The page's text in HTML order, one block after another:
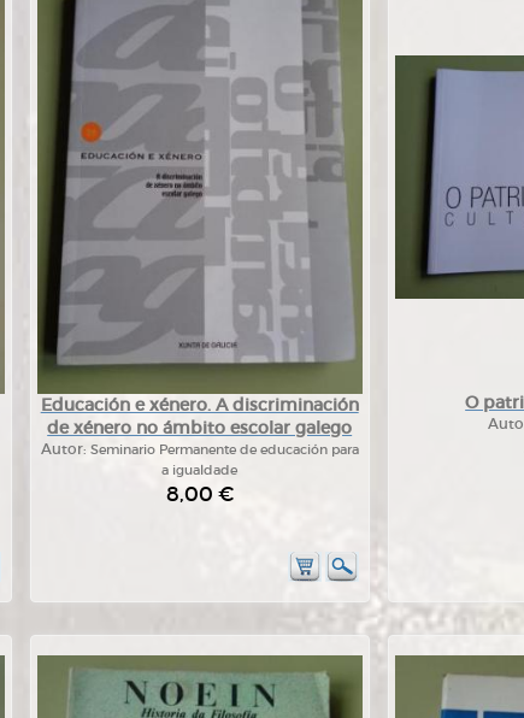
Educación e xénero. A discriminación
de xénero no ámbito escolar galego
Autor: Seminario Permanente de educación para
a igualdade
8,00 €
O